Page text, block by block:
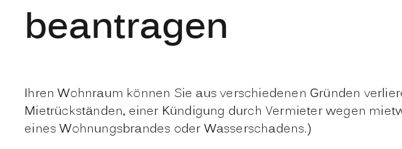
beantragen
Ihren Wohnraum können Sie aus verschiedenen Gründen
Mietrückständen, einer Kündigung durch Vermieter wegen
eines Wohnungsbrandes oder Wasserschadens.)